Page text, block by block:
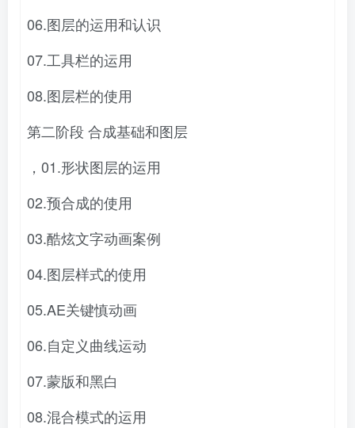
06.图层的运用和认识
07.工具栏的运用
08.图层栏的使用
第二阶段 合成基础和图层
，01.形状图层的运用
02.预合成的使用
03.酷炫文字动画案例
04.图层样式的使用
05.AE关键慎动画
06.自定义曲线运动
07.蒙版和黑白
08.混合模式的运用